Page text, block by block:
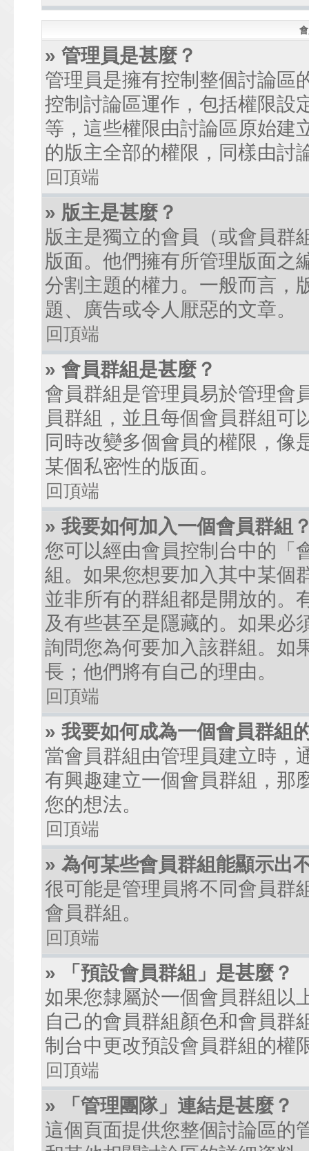
» 管理員是甚麼？
管理員是擁有控制整個討論區
控制討論區運作，包括權限設
等，這些權限由討論區原始建
的版主全部的權限，同樣由討
回頂端
» 版主是甚麼？
版主是獨立的會員（或會員群
版面。他們擁有所管理版面之
分割主題的權力。一般而言，
題、廣告或令人厭惡的文章。
回頂端
» 會員群組是甚麼？
會員群組是管理員易於管理會
員群組，並且每個會員群組可
同時改變多個會員的權限，像
某個私密性的版面。
回頂端
» 我要如何加入一個會員群組
您可以經由會員控制台中的「
組。如果您想要加入其中某個
並非所有的群組都是開放的。
及有些甚至是隱藏的。如果必
詢問您為何要加入該群組。如
長；他們將有自己的理由。
回頂端
» 我要如何成為一個會員群組
當會員群組由管理員建立時，
有興趣建立一個會員群組，那
您的想法。
回頂端
» 為何某些會員群組能顯示出
很可能是管理員將不同會員群
會員群組。
回頂端
» 「預設會員群組」是甚麼？
如果您隸屬於一個會員群組以
自己的會員群組顏色和會員群
制台中更改預設會員群組的權
回頂端
» 「管理團隊」連結是甚麼？
這個頁面提供您整個討論區的